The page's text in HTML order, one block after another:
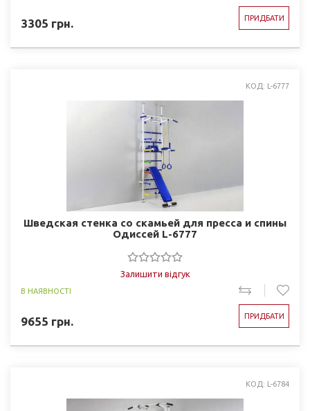
3305 грн. ПРИДБАТИ
КОД: L-6777
Шведская стенка со скамьей для пресса и спины
Одиcсей L-6777
Залишити відгук
В НАЯВНОСТІ
9655 грн. ПРИДБАТИ
КОД: L-6784